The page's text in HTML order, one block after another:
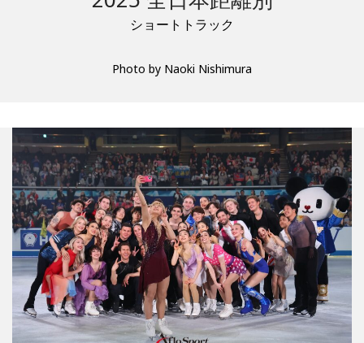
ショートトラック
Photo by Naoki Nishimura